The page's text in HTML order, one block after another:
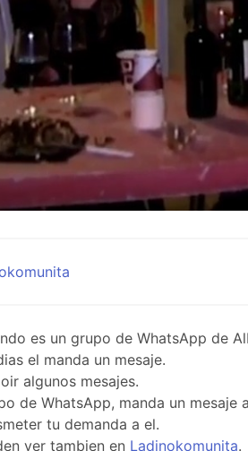
es un grupo de WhatsApp de
el manda un mesaje.
algunos mesajes.
de WhatsApp, manda un mesaje a
tu demanda a el.
ver tambien en Ladinokomunita.